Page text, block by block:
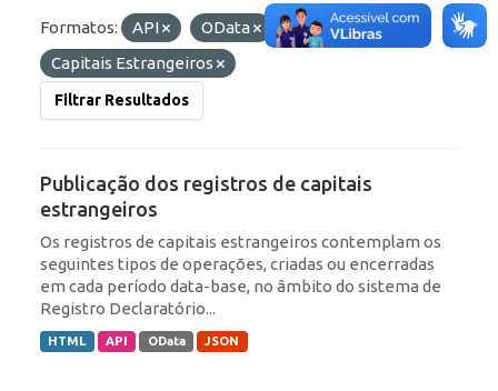
Formatos: API OData
Etiquetas:
Capitais Estrangeiros
Filtrar Resultados
Publicação dos registros de capitais
estrangeiros
Os registros de capitais estrangeiros contemplam os
seguintes tipos de operações, criadas ou encerradas
em cada período data-base, no âmbito do sistema de
Registro Declaratório...
HTML API OData JSON